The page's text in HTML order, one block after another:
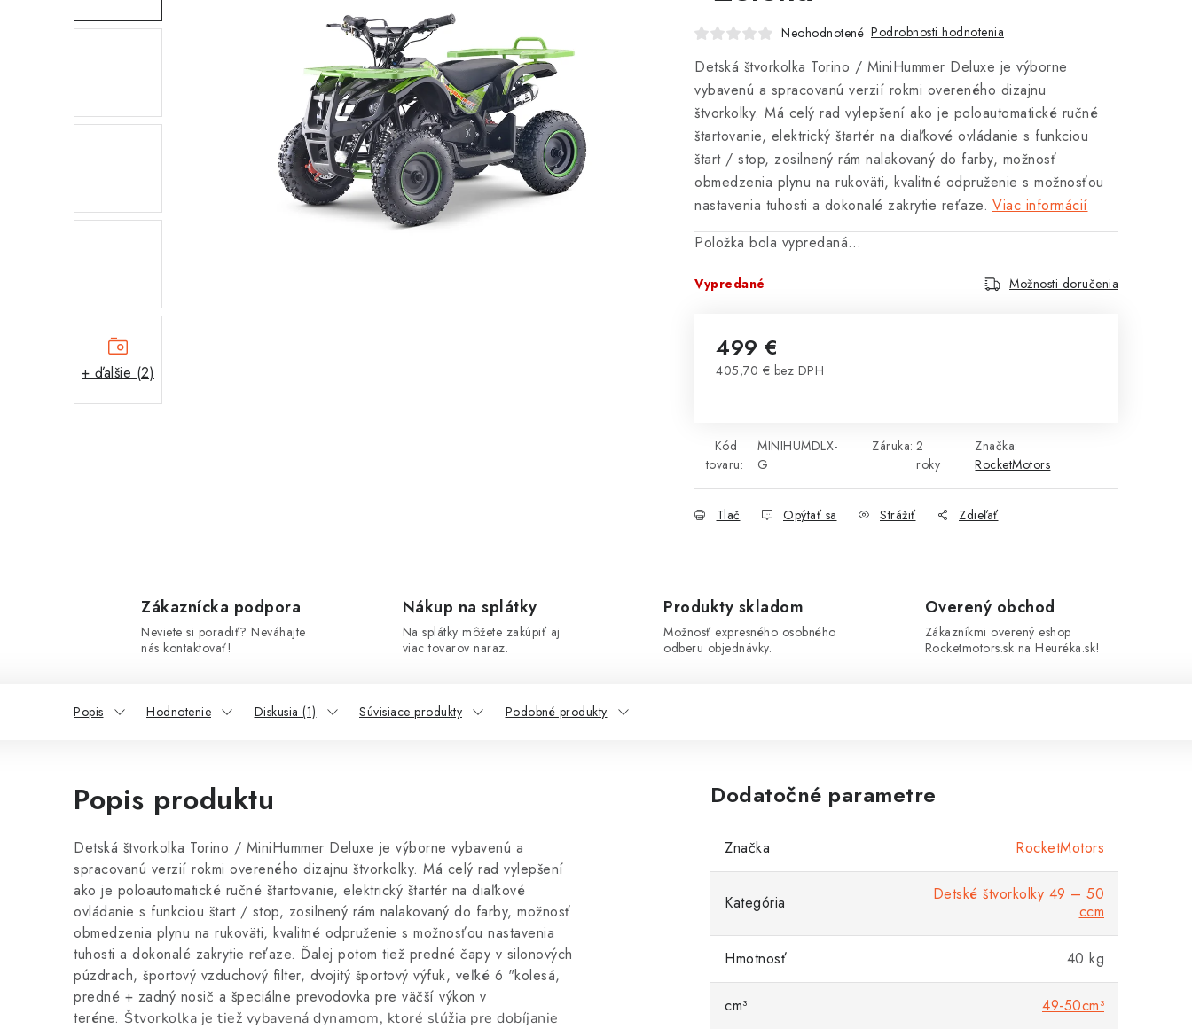
+ ďalšie (2)
Neohodnotené Podrobnosti hodnotenia
Detská štvorkolka Torino / MiniHummer Deluxe je výborne
vybavenú a spracovanú verzií rokmi overeného dizajnu
štvorkolky. Má celý rad vylepšení ako je poloautomatické ručné
štartovanie, elektrický štartér na diaľkové ovládanie s funkciou
štart / stop, zosilnený rám nalakovaný do farby, možnosť
obmedzenia plynu na rukoväti, kvalitné odpruženie s možnosťou
nastavenia tuhosti a dokonalé zakrytie reťaze. Viac informácií
Položka bola vypredaná…
Vypredané Možnosti doručenia
499 €
405,70 € bez DPH
Kód
tovaru:
MINIHUMDLX-
G
Záruka: 2
roky
Značka:
RocketMotors
Tlač Opýtať sa Strážiť Zdieľať
Zákaznícka podpora
Neviete si poradiť? Neváhajte
nás kontaktovať!
Nákup na splátky
Na splátky môžete zakúpiť aj
viac tovarov naraz.
Produkty skladom
Možnosť expresného osobného
odberu objednávky.
Overený obchod
Zákazníkmi overený eshop
Rocketmotors.sk na Heuréka.sk!
Popis Hodnotenie Diskusia (1) Súvisiace produkty Podobné produkty
Popis produktu
Detská štvorkolka Torino / MiniHummer Deluxe je výborne vybavenú a
spracovanú verzií rokmi overeného dizajnu štvorkolky. Má celý rad vylepšení
ako je poloautomatické ručné štartovanie, elektrický štartér na diaľkové
ovládanie s funkciou štart / stop, zosilnený rám nalakovaný do farby, možnosť
obmedzenia plynu na rukoväti, kvalitné odpruženie s možnosťou nastavenia
tuhosti a dokonalé zakrytie reťaze. Ďalej potom tiež predné čapy v silonových
púzdrach, športový vzduchový filter, dvojitý športový výfuk, veľké 6 "kolesá,
predné + zadný nosič a špeciálne prevodovka pre väčší výkon v
teréne. Štvorkolka je tiež vybavená dynamom, ktoré slúžia pre dobíjanie
Dodatočné parametre
Značka RocketMotors
Kategória
Detské štvorkolky 49 – 50
ccm
Hmotnosť 40 kg
cm³ 49-50cm³